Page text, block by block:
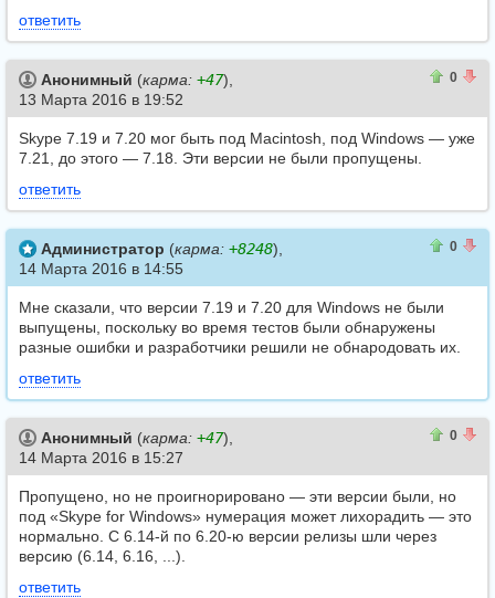
ответить
0
Анонимный (карма: +47),
13 Марта 2016 в 19:52
Skype 7.19 и 7.20 мог быть под Macintosh, под Windows — уже
7.21, до этого — 7.18. Эти версии не были пропущены.
ответить
0
Администратор (карма: +8248),
14 Марта 2016 в 14:55
Мне сказали, что версии 7.19 и 7.20 для Windows не были
выпущены, поскольку во время тестов были обнаружены
разные ошибки и разработчики решили не обнародовать их.
ответить
0
Анонимный (карма: +47),
14 Марта 2016 в 15:27
Пропущено, но не проигнорировано — эти версии были, но
под «Skype for Windows» нумерация может лихорадить — это
нормально. С 6.14-й по 6.20-ю версии релизы шли через
версию (6.14, 6.16, ...).
ответить